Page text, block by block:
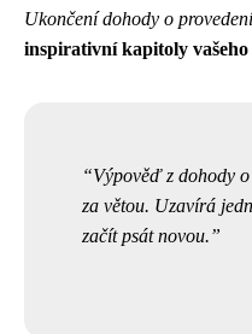
Ukončení dohody o
inspirativní kapitoly
Výpověď z dohody
za větou. Uzavírá
začít psát novou.